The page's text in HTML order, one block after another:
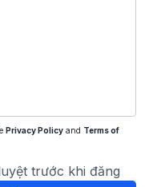
Privacy Policy and Terms of
trước khi đăng